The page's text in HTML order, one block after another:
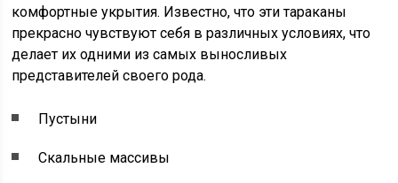
комфортные укрытия. Известно, что эти тараканы
прекрасно чувствуют себя в различных условиях, что
делает их одними из самых выносливых
представителей своего рода.
Пустыни
Скальные массивы